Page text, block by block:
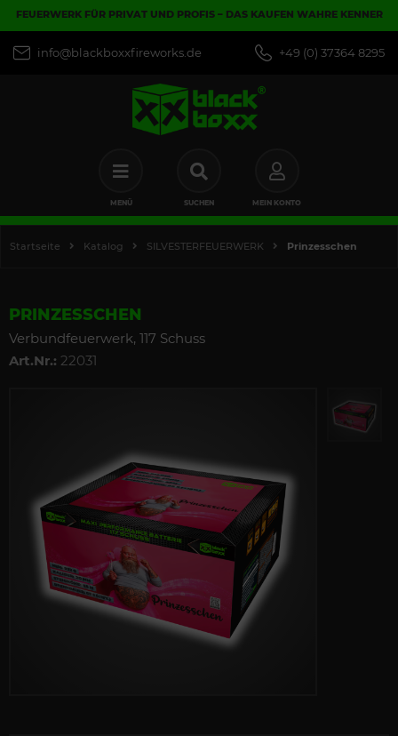
FEUERWERK FÜR PRIVAT UND PROFIS – DAS KAUFEN WAHRE KENNER
info@blackboxxfireworks.de +49 (0) 37364 8295
MENÜ SUCHEN MEIN KONTO
Startseite Katalog SILVESTERFEUERWERK Prinzesschen
PRINZESSCHEN
Verbundfeuerwerk, 117 Schuss
Art.Nr.: 22031